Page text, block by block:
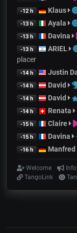
-12 h Klaus
-13 h Ayala
-13 h Davina
-13 h ARIEL
placer
-14 h Justin
-14 h David
-14 h David
-14 h Renata
-15 h Claire
-15 h Davina
-16 h Manfred
Welcome Info
TangoLink